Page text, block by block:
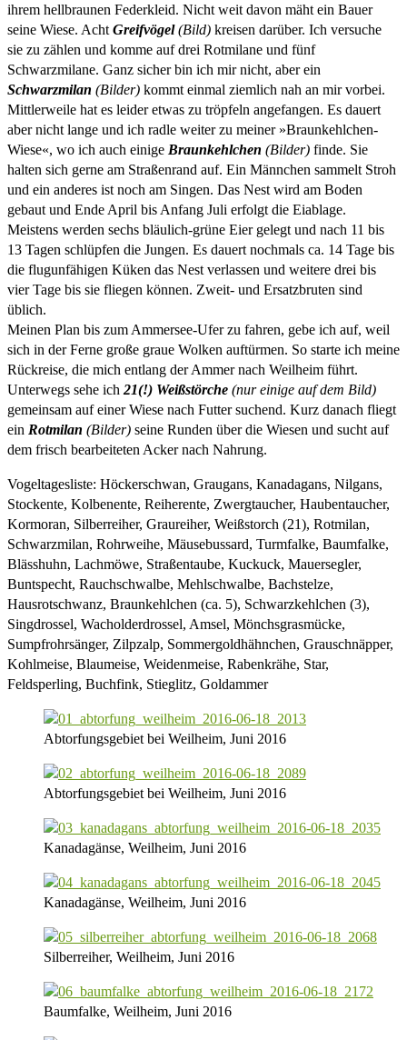
ihrem hellbraunen Federkleid. Nicht weit davon mäht ein Bauer
seine Wiese. Acht Greifvögel(Bild) kreisen darüber. Ich versuche
sie zu zählen und komme auf drei Rotmilane und fünf
Schwarzmilane. Ganz sicher bin ich mir nicht, aber ein
Schwarzmilan (Bilder) kommt einmal ziemlich nah an mir vorbei.
Mittlerweile hat es leider etwas zu tröpfeln angefangen. Es dauert
aber nicht lange und ich radle weiter zu meiner »Braunkehlchen-
Wiese«, wo ich auch einige Braunkehlchen (Bilder) finde. Sie
halten sich gerne am Straßenrand auf. Ein Männchen sammelt Stroh
und ein anderes ist noch am Singen. Das Nest wird am Boden
gebaut und Ende April bis Anfang Juli erfolgt die Eiablage.
Meistens werden sechs bläulich-grüne Eier gelegt und nach 11 bis
13 Tagen schlüpfen die Jungen. Es dauert nochmals ca. 14 Tage bis
die flugunfähigen Küken das Nest verlassen und weitere drei bis
vier Tage bis sie fliegen können. Zweit- und Ersatzbruten sind
üblich.
Meinen Plan bis zum Ammersee-Ufer zu fahren, gebe ich auf, weil
sich in der Ferne große graue Wolken auftürmen. So starte ich meine
Rückreise, die mich entlang der Ammer nach Weilheim führt.
Unterwegs sehe ich 21(!) Weißstörche (nur einige auf dem Bild)
gemeinsam auf einer Wiese nach Futter suchend. Kurz danach fliegt
ein Rotmilan (Bilder) seine Runden über die Wiesen und sucht auf
dem frisch bearbeiteten Acker nach Nahrung.
Vogeltagesliste: Höckerschwan, Graugans, Kanadagans, Nilgans,
Stockente, Kolbenente, Reiherente, Zwergtaucher, Haubentaucher,
Kormoran, Silberreiher, Graureiher, Weißstorch (21), Rotmilan,
Schwarzmilan, Rohrweihe, Mäusebussard, Turmfalke, Baumfalke,
Blässhuhn, Lachmöwe, Straßentaube, Kuckuck, Mauersegler,
Buntspecht, Rauchschwalbe, Mehlschwalbe, Bachstelze,
Hausrotschwanz, Braunkehlchen (ca. 5), Schwarzkehlchen (3),
Singdrossel, Wacholderdrossel, Amsel, Mönchsgrasmücke,
Sumpfrohrsänger, Zilpzalp, Sommergoldhähnchen, Grauschnäpper,
Kohlmeise, Blaumeise, Weidenmeise, Rabenkrähe, Star,
Feldsperling, Buchfink, Stieglitz, Goldammer
Abtorfungsgebiet bei Weilheim, Juni 2016
Abtorfungsgebiet bei Weilheim, Juni 2016
Kanadagänse, Weilheim, Juni 2016
Kanadagänse, Weilheim, Juni 2016
Silberreiher, Weilheim, Juni 2016
Baumfalke, Weilheim, Juni 2016